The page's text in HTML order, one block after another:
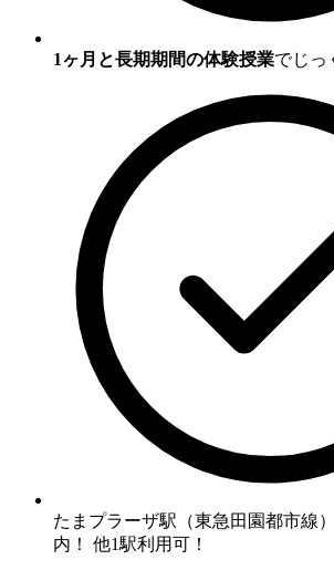
1ヶ月と長期期間の体験授業でじっ
たまプラーザ駅（東急田園都市線
内！ 他1駅利用可！